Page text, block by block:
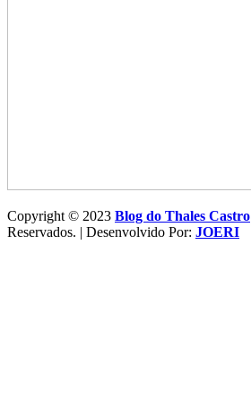
Copyright © 2023 Blog do Thales Castro
Reservados. | Desenvolvido Por: JOERI